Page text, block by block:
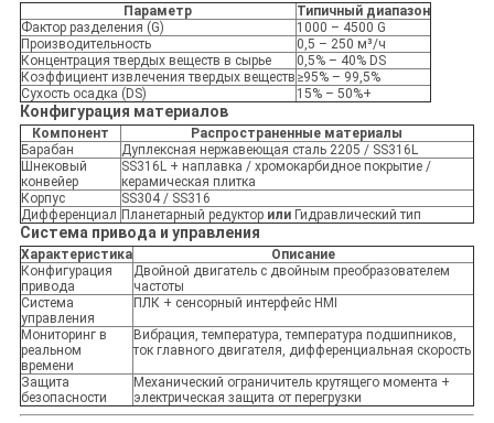
Параметр
Типичный диапазон
Фактор разделения (G)
1000 – 4500 G
Производительность
0,5 – 250 м³/ч
Концентрация твердых веществ в сырье
0,5% – 40% DS
Коэффициент извлечения твердых веществ ≥95% – 99,5%
Сухость осадка (DS)
15% – 50%+
Конфигурация материалов
Компонент
Распространенные материалы
Барабан
Дуплексная нержавеющая сталь 2205 / SS316L
Шнековый
конвейер
SS316L + наплавка / хромокарбидное покрытие /
керамическая плитка
Корпус
SS304 / SS316
Дифференциал Планетарный редуктор илиГидравлический тип
Система привода и управления
Характеристика
Описание
Конфигурация
привода
Двойной двигатель с двойным преобразователем
частоты
Система
управления
ПЛК + сенсорный интерфейс HMI
Мониторинг в
реальном
времени
Вибрация, температура, температура подшипников,
ток главного двигателя, дифференциальная скорость
Защита
безопасности
Механический ограничитель крутящего момента +
электрическая защита от перегрузки